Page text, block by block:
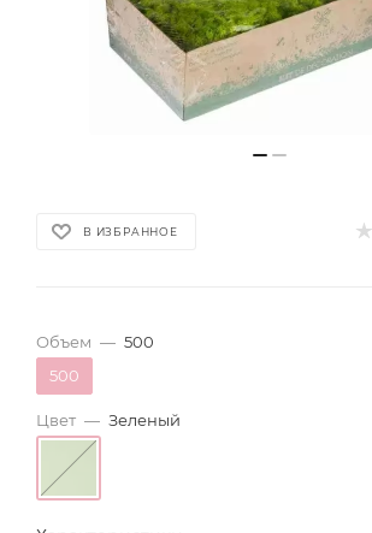
В ИЗБРАННОЕ
Объем — 500
500
Цвет — Зеленый